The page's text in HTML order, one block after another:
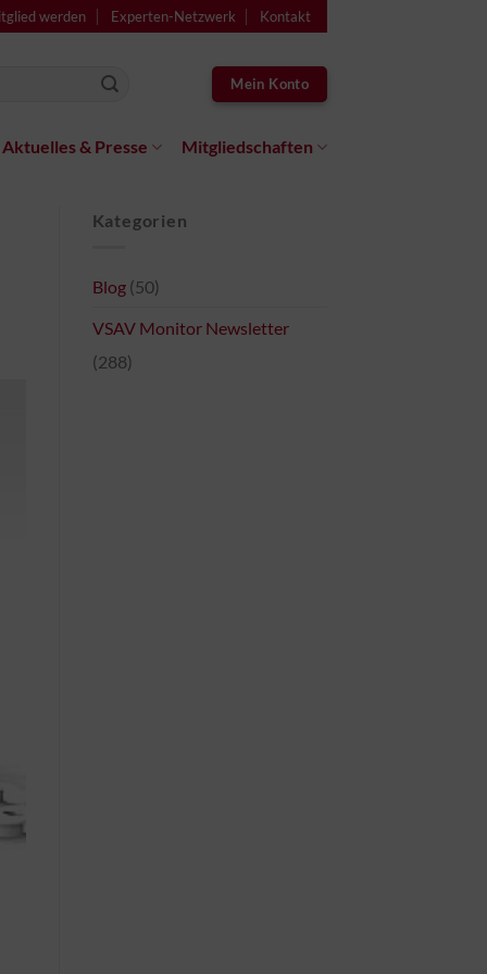
werden Experten-Netzwerk Kontakt
Mein Konto
Aktuelles & Presse Mitgliedschaften
Kategorien
Blog(50)
VSAV Monitor Newsletter
(288)